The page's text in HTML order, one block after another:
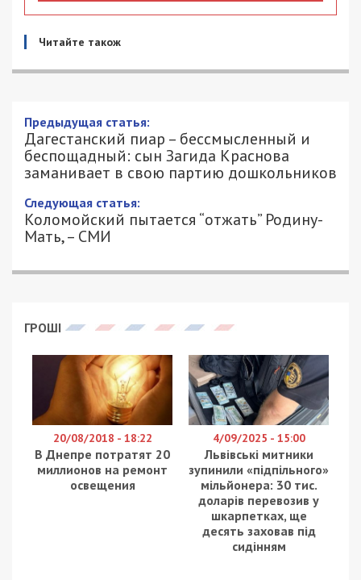
Читайте також
Дагестанский пиар – бессмысленный и
беспощадный: сын Загида Краснова
заманивает в свою партию
11/02/2022 - 15:07
ЕВГЕНТИЙ ГОЛЬДМАН - СПЕЦИАЛЬНО
Красновым нагреться на дешевом пиаре решил и
облсовета Руслан Краснов. Как Краснов-
младший наплевал на законы, – расскажет
корреспондент49000.com.ua.
Детский сад-ясли №265 расположен на Левом
берегу Днепра по ул. Калнышевского (бывш
Косиора). Сюда под объективы камер вместе с
активистами партии “Громадская Сила” прибыл
сам депутат Днепропетровского облсовета
Руслан Краснов. Припарковав свой элитный
внедорожник прямо на газон, депутат принялся
озвучивать на камеру забитые клише про